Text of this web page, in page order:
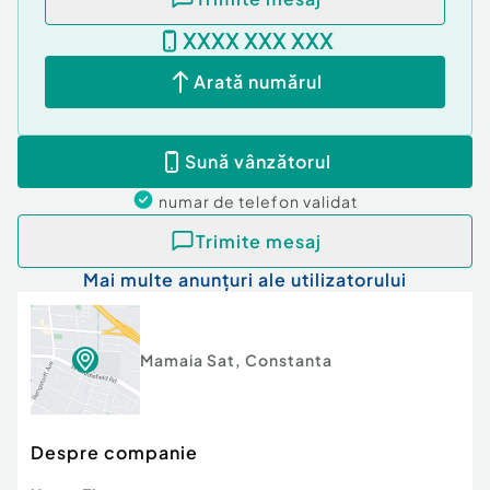
O proprietate excelentă pentru cei care caută un
apartament aproape de mare, într-o zonă
premium, cu potențial ridicat pentru închiriere
Id intern: P29785
Confort:
Tip imobil: Bloc de apartamente
Număr Băi:1
XXXX XXX XXX
Arată numărul
Sună vânzătorul
numar de telefon validat
Trimite mesaj
Mai multe anunțuri ale utilizatorului
Mamaia Sat, Constanta
Despre companie